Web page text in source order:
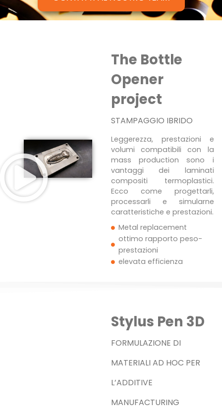
The Bottle
Opener
project
STAMPAGGIO IBRIDO
Leggerezza, prestazioni e
volumi compatibili con la
mass production sono i
vantaggi dei laminati
compositi termoplastici.
Ecco come progettarli,
processarli e simularne
caratteristiche e prestazioni.
Metal replacement
ottimo rapporto peso-
prestazioni
elevata efficienza
Stylus Pen 3D
FORMULAZIONE DI
MATERIALI AD HOC PER
L’ADDITIVE
MANUFACTURING